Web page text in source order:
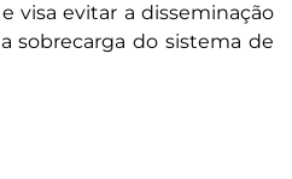
visa evitar a disseminação
sobrecarga do sistema de